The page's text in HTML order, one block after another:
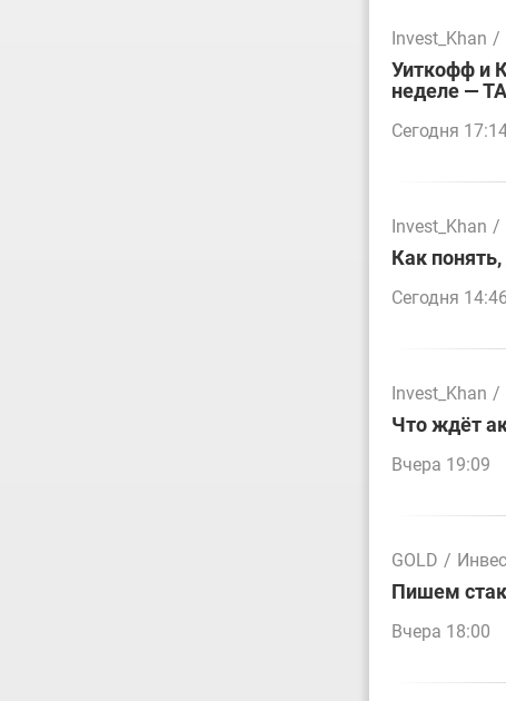
Invest_Khan /
Уиткофф и
неделе —
Сегодня
Invest_Khan /
Как
Сегодня 14:46
Invest_Khan /
Что ждёт
Вчера 19:09
GOLD /
Пишем
Вчера 18:00